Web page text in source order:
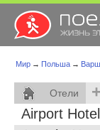
Мир → Польша →
Отели +
Airport